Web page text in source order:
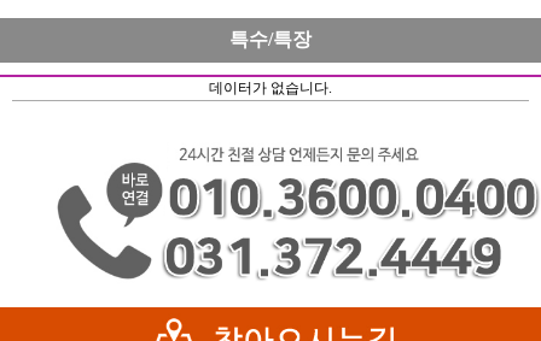
특수/특장
데이터가 없습니다.